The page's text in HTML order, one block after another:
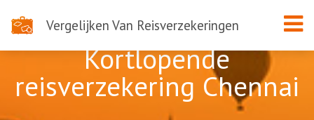
Vergelijken Van Reisverzekeringen
Kortlopende
reisverzekering Chennai